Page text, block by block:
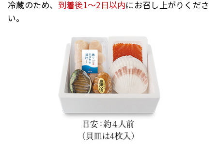
冷蔵のため、 到着後1～2日以内にお召し上がりくださ
い。